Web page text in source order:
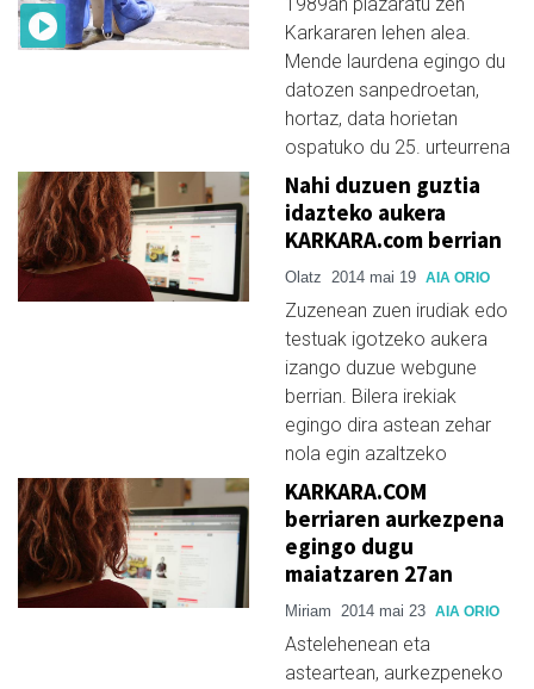
1989an plazaratu zen
Karkararen lehen alea.
Mende laurdena egingo du
datozen sanpedroetan,
hortaz, data horietan
ospatuko du 25. urteurrena
Nahi duzuen guztia
idazteko aukera
KARKARA.com berrian
Olatz 2014 mai 19 AIA ORIO
Zuzenean zuen irudiak edo
testuak igotzeko aukera
izango duzue webgune
berrian. Bilera irekiak
egingo dira astean zehar
nola egin azaltzeko
KARKARA.COM
berriaren aurkezpena
egingo dugu
maiatzaren 27an
Miriam 2014 mai 23 AIA ORIO
Astelehenean eta
asteartean, aurkezpeneko